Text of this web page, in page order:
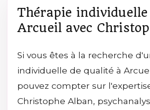
Thérapie individuelle
Arcueil avec
Si vous êtes à la recherche
individuelle de qualité à
pouvez compter sur
Christophe Alban,